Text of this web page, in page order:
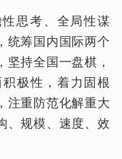
思考、全局性谋
统筹国内国际两个
持全国一盘棋，
极性，着力固根
注重防范化解重大
、规模、速度、效